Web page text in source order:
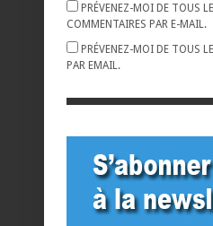
PRÉVENEZ-MOI DE TOUS
COMMENTAIRES PAR E-MAIL.
PRÉVENEZ-MOI DE TOUS
PAR EMAIL.